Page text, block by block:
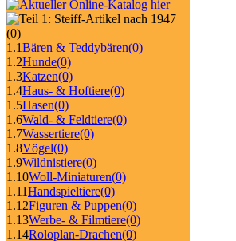
(0)
1.1Bären & Teddybären(0)
1.2Hunde(0)
1.3Katzen(0)
1.4Haus- & Hoftiere(0)
1.5Hasen(0)
1.6Wald- & Feldtiere(0)
1.7Wassertiere(0)
1.8Vögel(0)
1.9Wildnistiere(0)
1.10Woll-Miniaturen(0)
1.11Handspieltiere(0)
1.12Figuren & Puppen(0)
1.13Werbe- & Filmtiere(0)
1.14Roloplan-Drachen(0)